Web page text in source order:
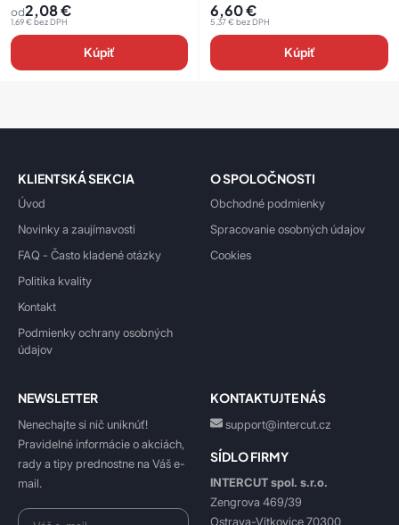
od2,08€
1,69€bez DPH
Kúpiť
6,60€
5,37€bez DPH
Kúpiť
KLIENTSKÁ SEKCIA
Úvod
Novinky a zaujímavosti
FAQ - Často kladené otázky
Politika kvality
Kontakt
Podmienky ochrany osobných
údajov
O SPOLOČNOSTI
Obchodné podmienky
Spracovanie osobných údajov
Cookies
NEWSLETTER
Nenechajte si nič uniknúť!
Pravidelné informácie o akciách,
rady a tipy prednostne na Váš e-
mail.
KONTAKTUJTE NÁS
support@intercut.cz
SÍDLO FIRMY
INTERCUT spol. s.r.o.
Zengrova 469/39
Ostrava-Vítkovice 70300